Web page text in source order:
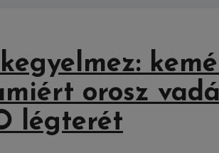
orosz
légterét